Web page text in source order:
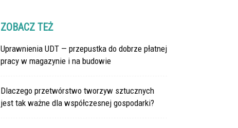
ZOBACZ TEŻ
Uprawnienia UDT — przepustka do dobrze płatnej
pracy w magazynie i na budowie
Dlaczego przetwórstwo tworzyw sztucznych
jest tak ważne dla współczesnej gospodarki?